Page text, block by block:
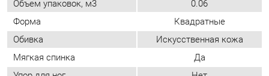
Возможность регулировать
глубину сиденья Нет
Стиль
Современный
Мягкое сиденье
Да
Съемный чехол
Нет